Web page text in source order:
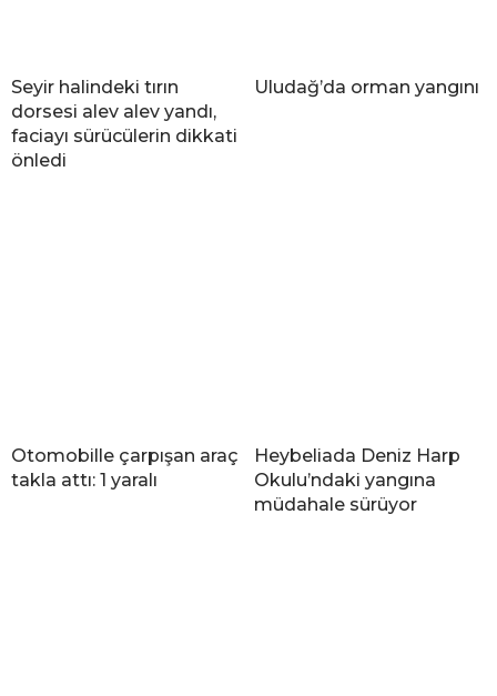
Seyir halindeki tırın
dorsesi alev alev yandı,
faciayı sürücülerin dikkati
önledi
Uludağ’da orman yangını
Otomobille çarpışan araç
takla attı: 1 yaralı
Heybeliada Deniz Harp
Okulu’ndaki yangına
müdahale sürüyor